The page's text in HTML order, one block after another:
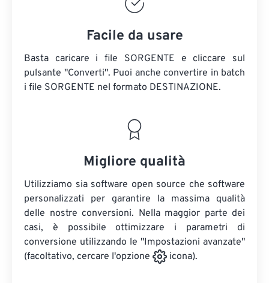
Facile da usare
Basta caricare i file SORGENTE e cliccare sul
pulsante "Converti". Puoi anche convertire in batch
i file SORGENTE nel formato DESTINAZIONE.
Migliore qualità
Utilizziamo sia software open source che software
personalizzati per garantire la massima qualità
delle nostre conversioni. Nella maggior parte dei
casi, è possibile ottimizzare i parametri di
conversione utilizzando le "Impostazioni avanzate"
(facoltativo, cercare l'opzione
icona).